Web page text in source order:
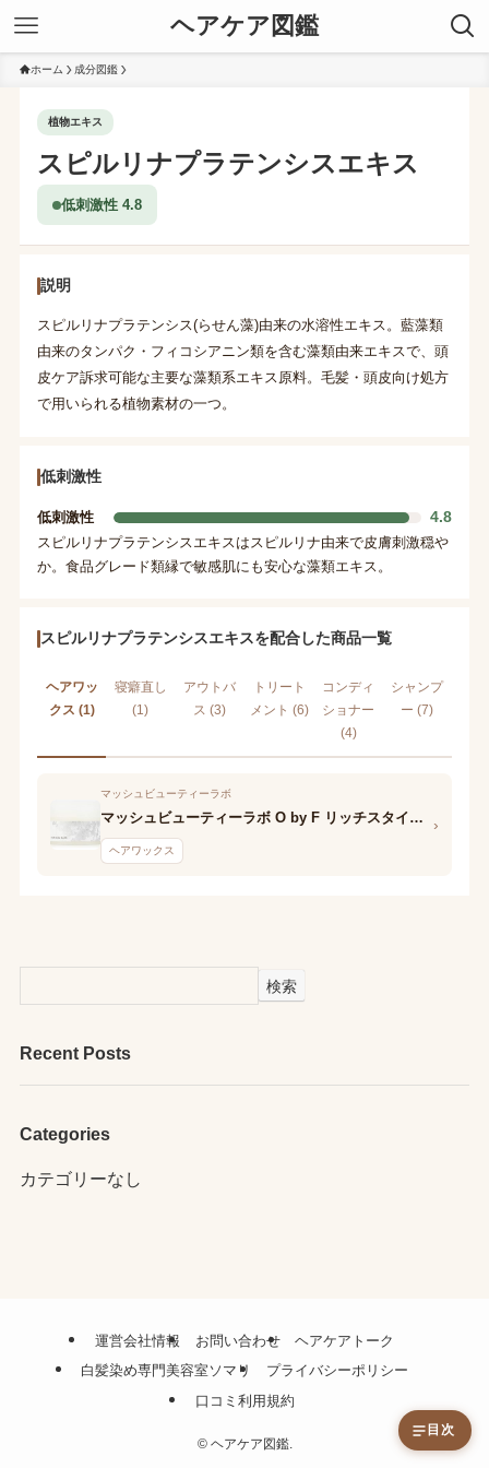
ヘアケア図鑑
ホーム 成分図鑑
植物エキス
スピルリナプラテンシスエキス
低刺激性 4.8
説明
スピルリナプラテンシス(らせん藻)由来の水溶性エキス。藍藻類
由来のタンパク・フィコシアニン類を含む藻類由来エキスで、頭
皮ケア訴求可能な主要な藻類系エキス原料。毛髪・頭皮向け処方
で用いられる植物素材の一つ。
低刺激性
低刺激性 4.8
スピルリナプラテンシスエキスはスピルリナ由来で皮膚刺激穏や
か。食品グレード類縁で敏感肌にも安心な藻類エキス。
スピルリナプラテンシスエキスを配合した商品一覧
ヘアワッ
クス (1)
寝癖直し
(1)
アウトバ
ス (3)
トリート
メント (6)
コンディ
ショナー
(4)
シャンプ
ー (7)
マッシュビューティーラボ
マッシュビューティーラボ O by F リッチスタイルバーム
ヘアワックス
›
検索
Recent Posts
Categories
カテゴリーなし
運営会社情報 お問い合わせ
ヘアケアトーク
白髪染め専門美容室ソマリ
プライバシーポリシー
口コミ利用規約
©ヘアケア図鑑.
目次